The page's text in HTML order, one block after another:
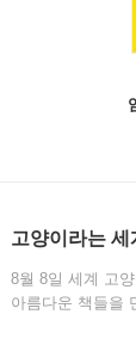
고양이라는 세
8월 8일 세계 고
아름다운 책들을